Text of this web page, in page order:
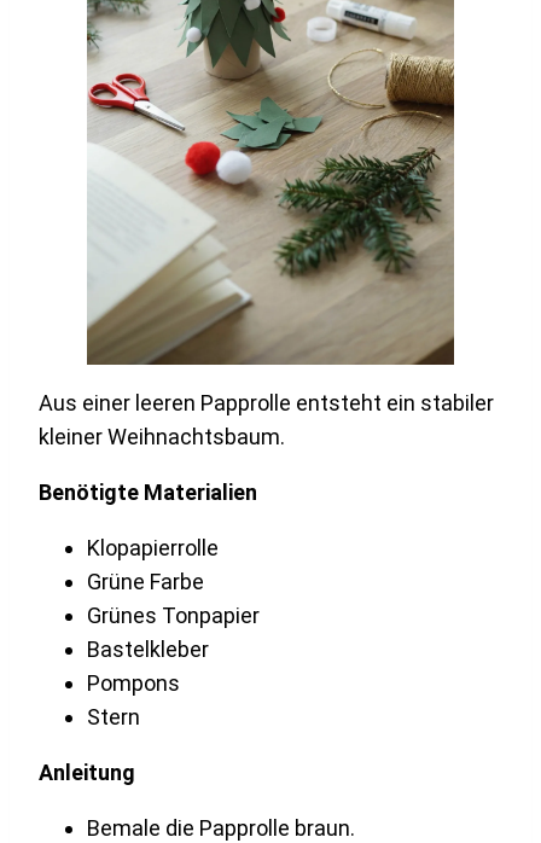
Aus einer leeren Papprolle entsteht ein stabiler
kleiner Weihnachtsbaum.
Benötigte Materialien
Klopapierrolle
Grüne Farbe
Grünes Tonpapier
Bastelkleber
Pompons
Stern
Anleitung
Bemale die Papprolle braun.